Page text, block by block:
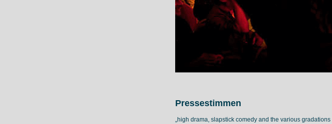
Pressestimmen
„high drama, slapstick comedy and the various gradations